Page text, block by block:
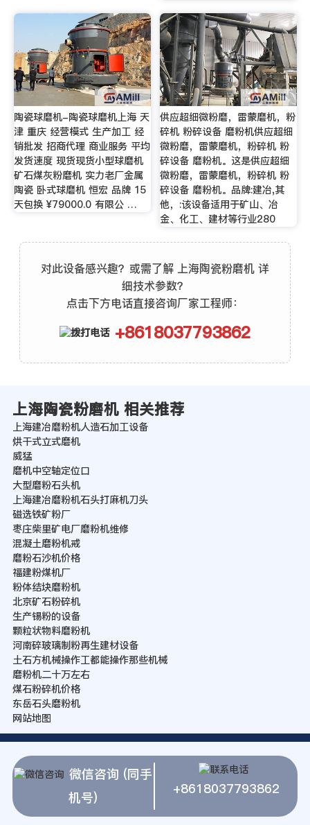
陶瓷球磨机-陶瓷球磨机上海 天
津 重庆 经营模式 生产加工 经
销批发 招商代理 商业服务 平均
发货速度 现货现货小型球磨机
矿石煤灰粉磨机 实力老厂金属
陶瓷 卧式球磨机 恒宏 品牌 15
天包换 ¥79000.0 有限公 …
供应超细微粉磨，雷蒙磨机，粉
碎机 粉碎设备 磨粉机供应超细
微粉磨，雷蒙磨机，粉碎机 粉
碎设备 磨粉机。这是供应超细
微粉磨，雷蒙磨机，粉碎机 粉
碎设备 磨粉机。品牌:建冶,其
他，:该设备适用于矿山、冶
金、化工、建材等行业280
对此设备感兴趣？或需了解 上海陶瓷粉磨机 详
细技术参数？
点击下方电话直接咨询厂家工程师：
+8618037793862
上海陶瓷粉磨机 相关推荐
上海建冶磨粉机人造石加工设备
烘干式立式磨机
威猛
磨机中空轴定位口
大型磨粉石头机
上海建冶磨粉机石头打麻机刀头
磁选铁矿粉厂
枣庄柴里矿电厂磨粉机维修
混凝土磨粉机戒
磨粉石沙机价格
福建粉煤机厂
粉体结块磨粉机
北京矿石粉碎机
生产锡粉的设备
颗粒状物料磨粉机
河南碎玻璃制粉再生建材设备
土石方机械操作工都能操作那些机械
磨粉机二十万左右
煤石粉碎机价格
东岳石头磨粉机
网站地图
微信咨询 (同手
机号)
+8618037793862